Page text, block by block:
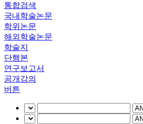
통합검색
국내학술논문
학위논문
해외학술논문
학술지
단행본
연구보고서
공개강의
버튼